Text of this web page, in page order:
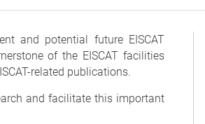
and potential future EISCAT
of the EISCAT facilities
related publications.
and facilitate this important